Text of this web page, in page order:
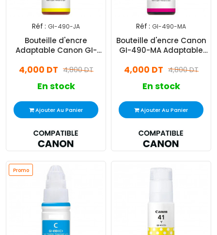
Réf : GI-490-JA
Bouteille d'encre
Adaptable Canon GI-
4,800 DT
4,000 DT
En stock
Ajouter Au Panier
Réf : GI-490-MA
Bouteille d'encre Canon
GI-490-MA Adaptable
4,800 DT
4,000 DT
En stock
Ajouter Au Panier
Promo